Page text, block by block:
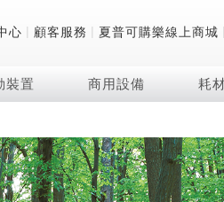
心 | 顧客服務 | 夏普可購樂線上商城 |
裝置 商用設備 耗
抑制實證
實證
系列
充吸塵器
氣泡水機
列
科技酷冷袋